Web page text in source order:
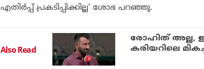
എതിര്‍പ്പ് പ്രകടിപ്പിക്കില്ല’ ശോഭ പറഞ്ഞു.
Also Read
രോഹിത് അല്ല,
കരിയറിലെ